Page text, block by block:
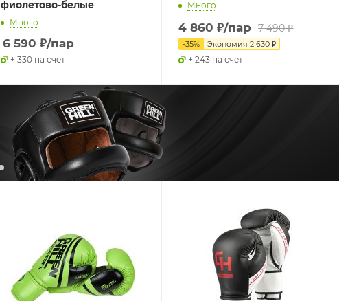
фиолетово-белые
Много
6 590 ₽/пар
+ 330 на счет
Много
4 860 ₽/пар 7 490₽
-35% Экономия2 630 ₽
+ 243 на счет